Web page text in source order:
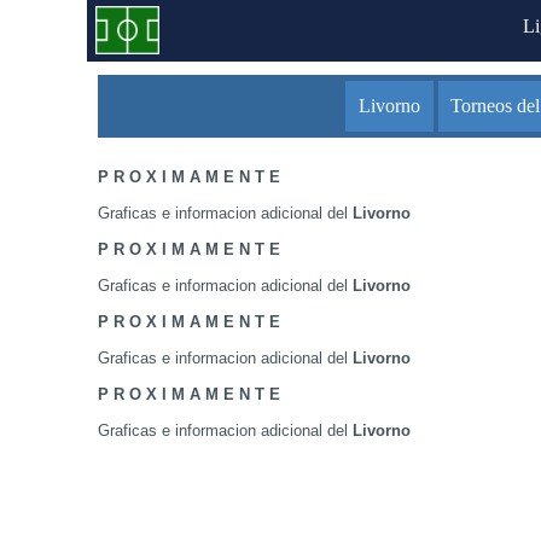
Livorno Torneos
P R O X I M A M E N T E
Graficas e informacion adicional del
Livorno
P R O X I M A M E N T E
Graficas e informacion adicional del
Livorno
P R O X I M A M E N T E
Graficas e informacion adicional del
Livorno
P R O X I M A M E N T E
Graficas e informacion adicional del
Livorno